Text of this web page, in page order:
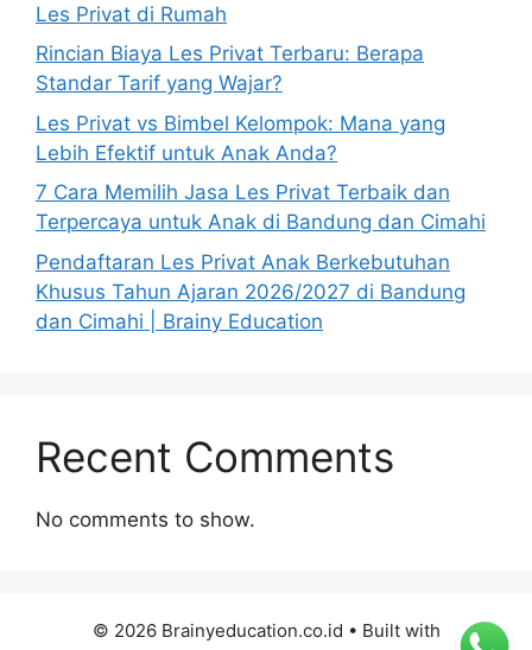
Les Privat di Rumah
Rincian Biaya Les Privat Terbaru: Berapa
Standar Tarif yang Wajar?
Les Privat vs Bimbel Kelompok: Mana yang
Lebih Efektif untuk Anak Anda?
7 Cara Memilih Jasa Les Privat Terbaik dan
Terpercaya untuk Anak di Bandung dan Cimahi
Pendaftaran Les Privat Anak Berkebutuhan
Khusus Tahun Ajaran 2026/2027 di Bandung
dan Cimahi | Brainy Education
Recent Comments
No comments to show.
© 2026 Brainyeducation.co.id • Built with